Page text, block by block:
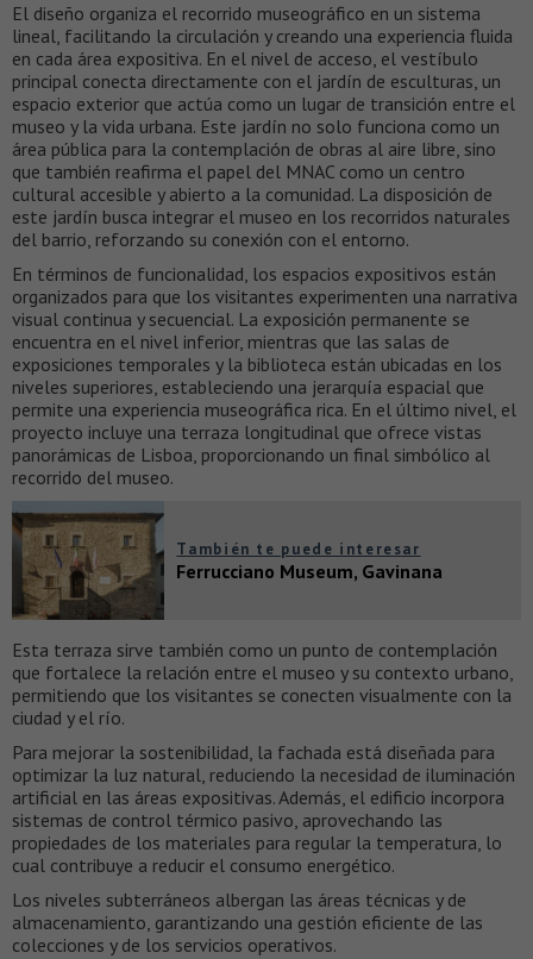
El diseño organiza el recorrido museográfico en un sistema
lineal, facilitando la circulación y creando una experiencia fluida
en cada área expositiva. En el nivel de acceso, el vestíbulo
principal conecta directamente con el jardín de esculturas, un
espacio exterior que actúa como un lugar de transición entre el
museo y la vida urbana. Este jardín no solo funciona como un
área pública para la contemplación de obras al aire libre, sino
que también reafirma el papel del MNAC como un centro
cultural accesible y abierto a la comunidad. La disposición de
este jardín busca integrar el museo en los recorridos naturales
del barrio, reforzando su conexión con el entorno.
En términos de funcionalidad, los espacios expositivos están
organizados para que los visitantes experimenten una narrativa
visual continua y secuencial. La exposición permanente se
encuentra en el nivel inferior, mientras que las salas de
exposiciones temporales y la biblioteca están ubicadas en los
niveles superiores, estableciendo una jerarquía espacial que
permite una experiencia museográfica rica. En el último nivel, el
proyecto incluye una terraza longitudinal que ofrece vistas
panorámicas de Lisboa, proporcionando un final simbólico al
recorrido del museo.
También te puede interesar
Ferrucciano Museum, Gavinana
Esta terraza sirve también como un punto de contemplación
que fortalece la relación entre el museo y su contexto urbano,
permitiendo que los visitantes se conecten visualmente con la
ciudad y el río.
Para mejorar la sostenibilidad, la fachada está diseñada para
optimizar la luz natural, reduciendo la necesidad de iluminación
artificial en las áreas expositivas. Además, el edificio incorpora
sistemas de control térmico pasivo, aprovechando las
propiedades de los materiales para regular la temperatura, lo
cual contribuye a reducir el consumo energético.
Los niveles subterráneos albergan las áreas técnicas y de
almacenamiento, garantizando una gestión eficiente de las
colecciones y de los servicios operativos.